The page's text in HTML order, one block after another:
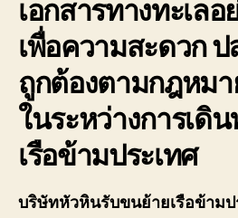
เอกสารทางทะเลอ
เพื่อความสะดวก
ถูกต้องตามกฎหม
ในระหว่างการเดิ
เรือข้ามประเทศ
บริษัทหัวหินรับขนย้ายเรือข้ามป